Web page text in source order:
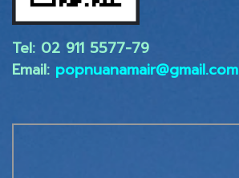
Tel: 02 ​911 5577-79
Email: popnuanamair@gmail.com